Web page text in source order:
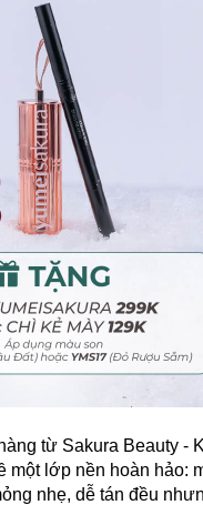
từ Sakura Beauty -
một lớp nền hoàn hảo:
nhẹ, dễ tán đều